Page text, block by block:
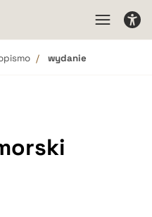
wydanie